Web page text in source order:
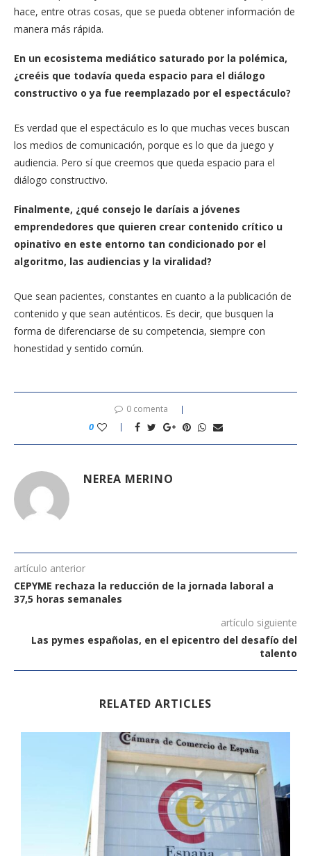
hace, entre otras cosas, que se pueda obtener información de
manera más rápida.
En un ecosistema mediático saturado por la polémica,
¿creéis que todavía queda espacio para el diálogo
constructivo o ya fue reemplazado por el espectáculo?
Es verdad que el espectáculo es lo que muchas veces buscan
los medios de comunicación, porque es lo que da juego y
audiencia. Pero sí que creemos que queda espacio para el
diálogo constructivo.
Finalmente, ¿qué consejo le daríais a jóvenes
emprendedores que quieren crear contenido crítico u
opinativo en este entorno tan condicionado por el
algoritmo, las audiencias y la viralidad?
Que sean pacientes, constantes en cuanto a la publicación de
contenido y que sean auténticos. Es decir, que busquen la
forma de diferenciarse de su competencia, siempre con
honestidad y sentido común.
0 comenta
0
NEREA MERINO
artículo anterior
CEPYME rechaza la reducción de la jornada laboral a
37,5 horas semanales
artículo siguiente
Las pymes españolas, en el epicentro del desafío del
talento
RELATED ARTICLES